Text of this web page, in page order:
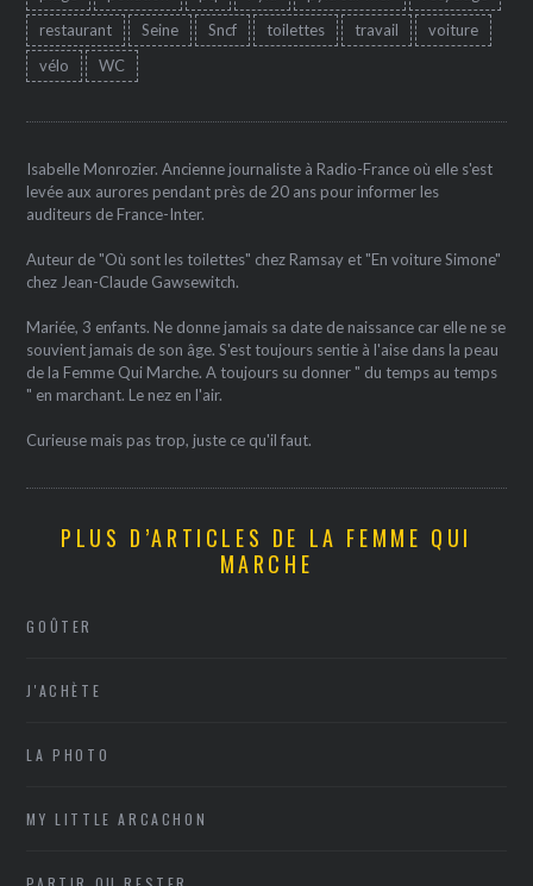
restaurant
Seine Sncf toilettes travail
voiture
vélo
WC
Isabelle Monrozier. Ancienne journaliste à Radio-France où elle s'est
levée aux aurores pendant près de 20 ans pour informer les
auditeurs de France-Inter.
Auteur de "Où sont les toilettes" chez Ramsay et "En voiture Simone"
chez Jean-Claude Gawsewitch.
Mariée, 3 enfants. Ne donne jamais sa date de naissance car elle ne se
souvient jamais de son âge. S'est toujours sentie à l'aise dans la peau
de la Femme Qui Marche. A toujours su donner " du temps au temps
" en marchant. Le nez en l'air.
Curieuse mais pas trop, juste ce qu'il faut.
PLUS D’ARTICLES DE LA FEMME QUI
MARCHE
GOÛTER
J'ACHÈTE
LA PHOTO
MY LITTLE ARCACHON